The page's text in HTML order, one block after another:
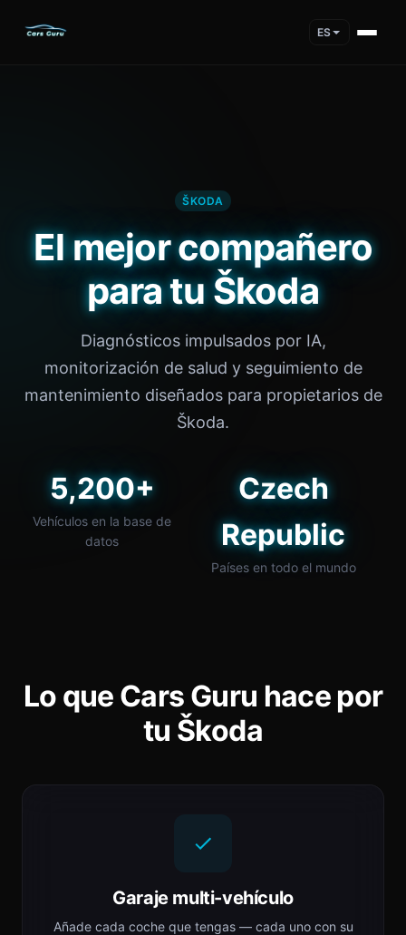
ES
ŠKODA
El mejor compañero
para tu Škoda
Diagnósticos impulsados por IA,
monitorización de salud y seguimiento de
mantenimiento diseñados para propietarios de
Škoda.
5,200+
Vehículos en la base de
datos
Czech
Republic
Países en todo el mundo
Lo que Cars Guru hace por
tu Škoda
Garaje multi-vehículo
Añade cada coche que tengas — cada uno con su